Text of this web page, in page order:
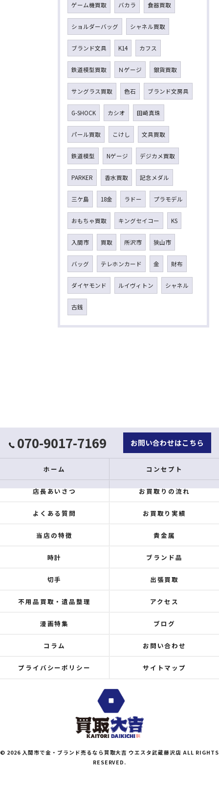
ゲーム機買取 バカラ 食器買取
ショルダーバッグ シャネル買取
ブランド文具 K14 カフス
鉄道模型買取 Ｎゲージ 銀貨買取
サングラス買取 色石 ブランド文房具
G-SHOCK カシオ 田崎真珠
パール買取 こけし 文具買取
鉄道模型 Nゲージ デジカメ買取
PARKER 香水買取 記念メダル
三ケ島 18金 ラドー プラモデル
おもちゃ買取 キングセイコー KS
入間市 買取 所沢市 狭山市
バッグ テレホンカード 金 財布
ダイヤモンド ルイヴィトン シャネル
古銭
070-9017-7169 お問い合わせはこちら
ホーム コンセプト
店長あいさつ お買取りの流れ
よくある質問 お買取り実績
当店の特徴 貴金属
時計 ブランド品
切手 出張買取
不用品買取・遺品整理 アクセス
漫画特集 ブログ
コラム お問い合わせ
プライバシーポリシー サイトマップ
© 2026 入間市で金・ブランド売るなら買取大吉 ウエスタ武蔵藤沢店 ALL RIGHTS
RESERVED.